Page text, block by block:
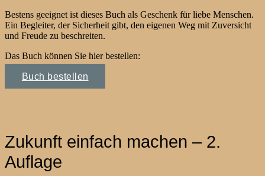
Bestens geeignet ist dieses Buch als Geschenk für liebe Menschen.
Ein Begleiter, der Sicherheit gibt, den eigenen Weg mit Zuversicht
und Freude zu beschreiten.
Das Buch können Sie hier bestellen:
Buch bestellen
Zukunft einfach machen – 2.
Auflage